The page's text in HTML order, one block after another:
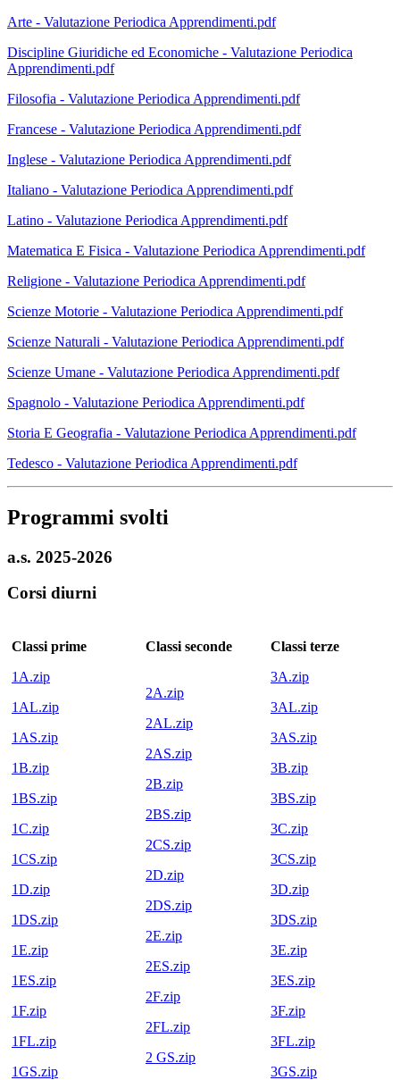
Arte - Valutazione Periodica Apprendimenti.pdf
Discipline Giuridiche ed Economiche - Valutazione Periodica
Apprendimenti.pdf
Filosofia - Valutazione Periodica Apprendimenti.pdf
Francese - Valutazione Periodica Apprendimenti.pdf
Inglese - Valutazione Periodica Apprendimenti.pdf
Italiano - Valutazione Periodica Apprendimenti.pdf
Latino - Valutazione Periodica Apprendimenti.pdf
Matematica E Fisica - Valutazione Periodica Apprendimenti.pdf
Religione - Valutazione Periodica Apprendimenti.pdf
Scienze Motorie - Valutazione Periodica Apprendimenti.pdf
Scienze Naturali - Valutazione Periodica Apprendimenti.pdf
Scienze Umane - Valutazione Periodica Apprendimenti.pdf
Spagnolo - Valutazione Periodica Apprendimenti.pdf
Storia E Geografia - Valutazione Periodica Apprendimenti.pdf
Tedesco - Valutazione Periodica Apprendimenti.pdf
Programmi svolti
a.s. 2025-2026
Corsi diurni
Classi prime
1A.zip
1AL.zip
1AS.zip
1B.zip
1BS.zip
1C.zip
1CS.zip
1D.zip
1DS.zip
1E.zip
1ES.zip
1F.zip
1FL.zip
1GS.zip
Classi seconde
2A.zip
2AL.zip
2AS.zip
2B.zip
2BS.zip
2CS.zip
2D.zip
2DS.zip
2E.zip
2ES.zip
2F.zip
2FL.zip
2 GS.zip
Classi terze
3A.zip
3AL.zip
3AS.zip
3B.zip
3BS.zip
3C.zip
3CS.zip
3D.zip
3DS.zip
3E.zip
3ES.zip
3F.zip
3FL.zip
3GS.zip